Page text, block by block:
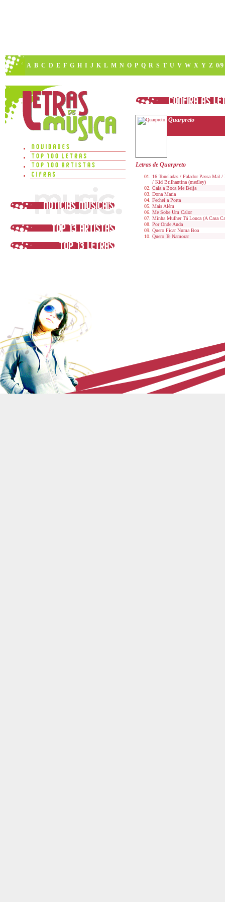
A B C D E F G H I J K L M N O P Q R S T U V W X Y Z 0/9
Quarpreto
Letras de Quarpreto
16 Toneladas / Falador Passa Mal
/ Kid Brilhantina (medley)
Cala a Boca Me Beija
Dona Maria
Fechei a Porta
Mais Além
Me Sobe Um Calor
Minha Mulher Tá Louca (A Casa
Por Onde Anda
Quero Ficar Numa Boa
Quero Te Namorar